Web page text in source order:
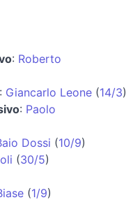
: Roberto
: Giancarlo Leone (14/3)
: Paolo
Dossi (10/9)
(30/5)
(1/9)